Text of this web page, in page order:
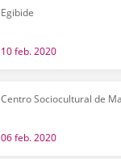
Egibide
10 feb. 2020
Centro Sociocultural de
06 feb. 2020